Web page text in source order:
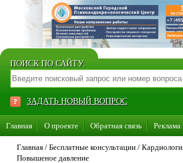
ПОИСК ПО САЙТУ:
ЗАДАТЬ НОВЫЙ ВОПРОС
Главная О проекте Обратная связь Реклама
Стать консультантом нашего сайта
Главная / Бесплатные консультации /
Повышеное давление